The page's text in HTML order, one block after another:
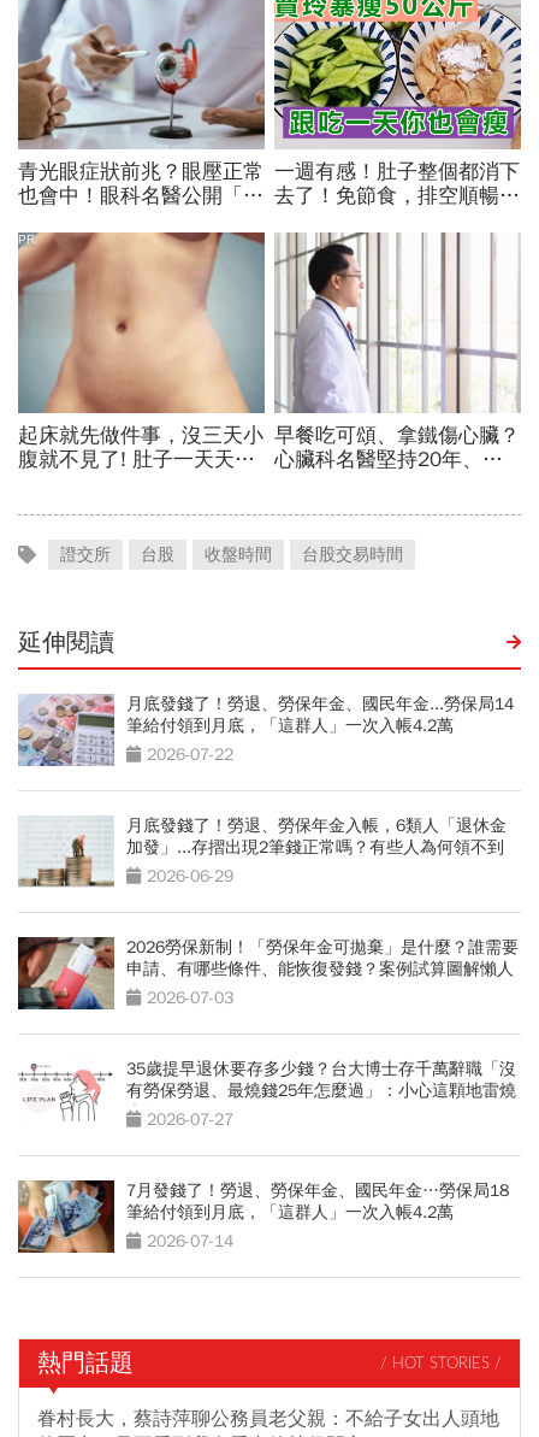
證交所 台股 收盤時間 台股交易時間
延伸閱讀
月底發錢了！勞退、勞保年金、國民年金...勞保局14
筆給付領到月底，「這群人」一次入帳4.2萬
2026-07-22
月底發錢了！勞退、勞保年金入帳，6類人「退休金
加發」...存摺出現2筆錢正常嗎？有些人為何領不到
2026-06-29
2026勞保新制！「勞保年金可拋棄」是什麼？誰需要
申請、有哪些條件、能恢復發錢？案例試算圖解懶人
包 2026-07-03
35歲提早退休要存多少錢？台大博士存千萬辭職「沒
有勞保勞退、最燒錢25年怎麼過」：小心這顆地雷燒
光存款
2026-07-27
7月發錢了！勞退、勞保年金、國民年金…勞保局18
筆給付領到月底，「這群人」一次入帳4.2萬
2026-07-14
熱門話題 / HOT STORIES /
眷村長大，蔡詩萍聊公務員老父親：不給子女出人頭地